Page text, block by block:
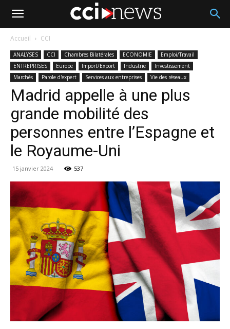
Accueil CCI
ANALYSES CCI Chambres Bilatérales ECONOMIE
Emploi/Travail
ENTREPRISES
Europe Import/Export Industrie
Investissement
Marchés
Parole d'expert Services aux entreprises Vie des réseaux
Madrid appelle à une plus
grande mobilité des
personnes entre l’Espagne et
le Royaume-Uni
15 janvier 2024 537